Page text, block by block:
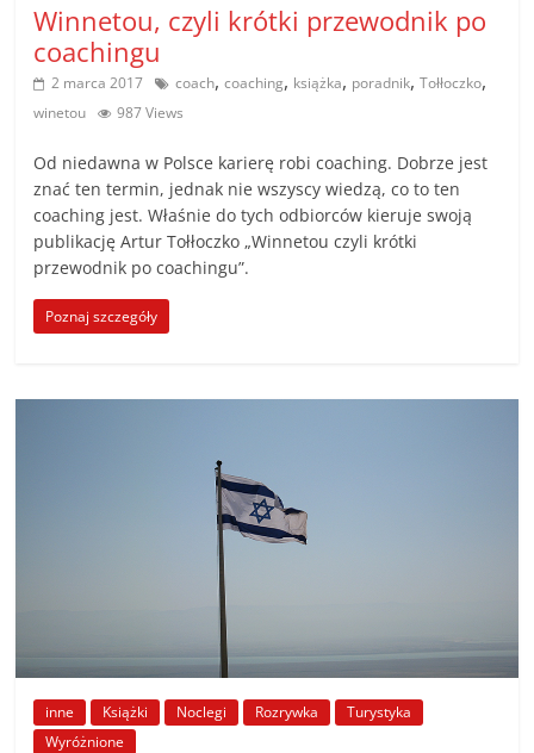
Winnetou, czyli krótki przewodnik po
coachingu
2 marca 2017 coach,coaching, książka, poradnik,Tołłoczko,
winetou 987 Views
Od niedawna w Polsce karierę robi coaching. Dobrze jest
znać ten termin, jednak nie wszyscy wiedzą, co to ten
coaching jest. Właśnie do tych odbiorców kieruje swoją
publikację Artur Tołłoczko „Winnetou czyli krótki
przewodnik po coachingu”.
Poznaj szczegóły
inne Książki Noclegi Rozrywka
Turystyka
Wyróżnione